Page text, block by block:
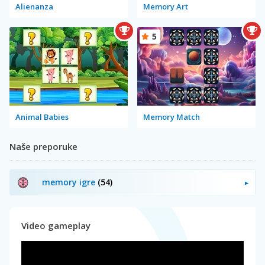
Alienanza Memory Art
Animal Babies Memory Match
5
Naše preporuke
memory igre (54)
Video gameplay